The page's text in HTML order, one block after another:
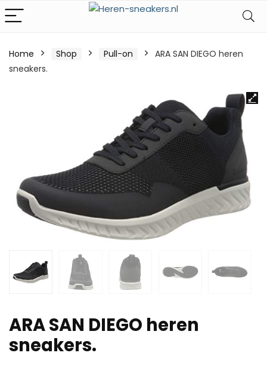
Home Shop Pull-on
ARA SAN DIEGO heren
sneakers.
ARA SAN DIEGO heren
sneakers.